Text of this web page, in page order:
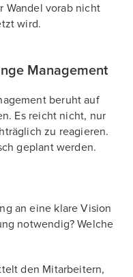
Wandel vorab nicht
wird.
Management
beruht auf
Es reicht nicht, nur
zu reagieren.
geplant werden.
an eine klare Vision
notwendig? Welche
den Mitarbeitern,